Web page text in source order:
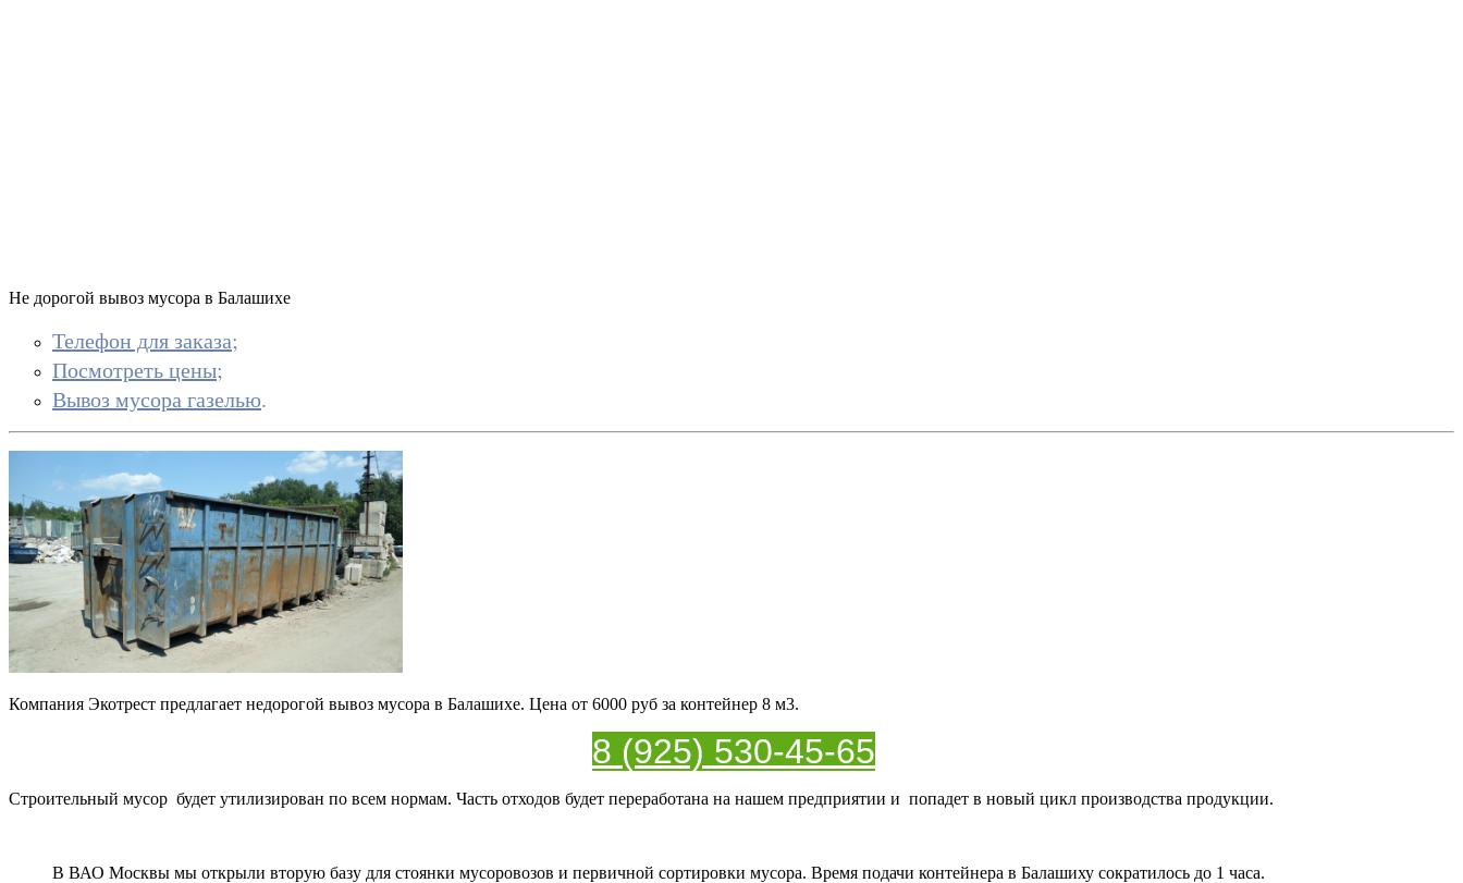
Не дорогой вывоз мусора в Балашихе
Телефон для заказа;
Посмотреть цены;
Вывоз мусора газелью.
Компания Экотрест предлагает недорогой вывоз мусора в Балашихе. Цена от 6000 руб за контейнер 8 м3.
8 (925) 530-45-65
Строительный мусор будет утилизирован по всем нормам. Часть отходов будет переработана на нашем предприятии и попадет в новый цикл производства продукции.
В ВАО Москвы мы открыли вторую базу для стоянки мусоровозов и первичной сортировки мусора. Время подачи контейнера в Балашиху сократилось до 1 часа.